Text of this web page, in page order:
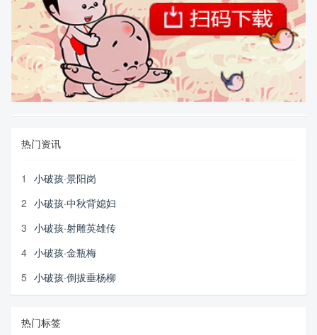
热门资讯
1
小破孩·景阳岗
2 小破孩·中秋背媳妇
3 小破孩·射雕英雄传
4 小破孩·金瓶梅
5 小破孩·倒拔垂杨柳
热门标签